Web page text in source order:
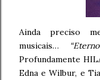
Ainda preciso
musicais…
Profundamente
Edna e Wilbur, e